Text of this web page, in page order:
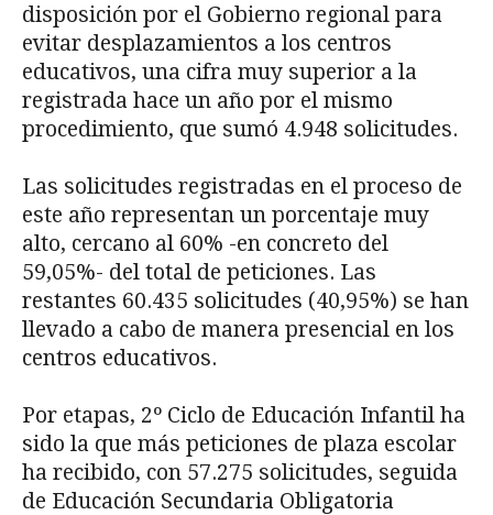
disposición por el Gobierno regional para
evitar desplazamientos a los centros
educativos, una cifra muy superior a la
registrada hace un año por el mismo
procedimiento, que sumó 4.948 solicitudes.
Las solicitudes registradas en el proceso de
este año representan un porcentaje muy
alto, cercano al 60% -en concreto del
59,05%- del total de peticiones. Las
restantes 60.435 solicitudes (40,95%) se han
llevado a cabo de manera presencial en los
centros educativos.
Por etapas, 2º Ciclo de Educación Infantil ha
sido la que más peticiones de plaza escolar
ha recibido, con 57.275 solicitudes, seguida
de Educación Secundaria Obligatoria